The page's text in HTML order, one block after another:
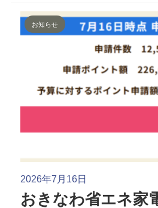
お知らせ
2026年7月16日
おきなわ省エネ家